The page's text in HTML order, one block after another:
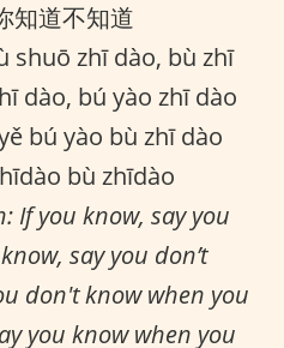
知道不知道
shuō zhī dào, bù zhī
dào, bú yào zhī dào
bú yào bù zhī dào
bù zhīdào
If you know, say you
say you don’t
don't know when you
you know when you